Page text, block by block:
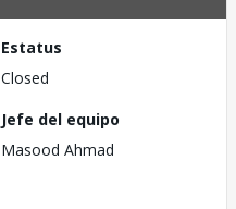
Estatus
Closed
Jefe del equipo
Masood Ahmad